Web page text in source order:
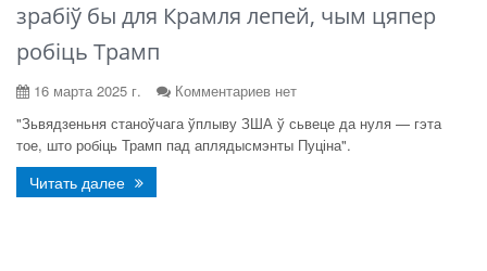
зрабіў бы для Крамля лепей, чым цяпер
робіць Трамп
16 марта 2025 г.
Комментариев нет
"Зьвядзеньня станоўчага ўплыву ЗША ў сьвеце да нуля — гэта
тое, што робіць Трамп пад аплядысмэнты Пуціна".
Читать далее